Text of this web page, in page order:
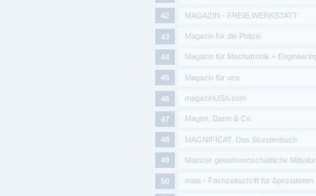
MAGAZIN - FREIE WERKSTATT
Magazin für die Polizei
Magazin für Mechatronik +
Magazin für uns
magazinUSA.com
Magen, Darm & Co.
MAGNIFICAT. Das Stundenbuch
Mainzer geowissenschaftliche
mais - Fachzeitschrift für Spezialisten